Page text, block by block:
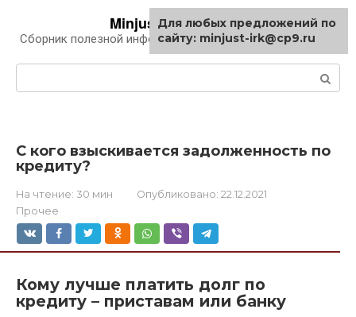
контенту
Minjust-irk.ru
Сборник полезной информации про автомобили
С кого взыскивается задолженность по
кредиту?
На чтение: 30 мин Опубликовано: 22.12.2021
Прочее
Кому лучше платить долг по
кредиту – приставам или банку
Для любых предложений по
сайту: minjust-irk@cp9.ru